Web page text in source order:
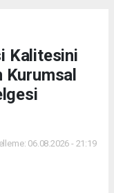
Kalitesini
Kurumsal
06.08.2026 - 21:19